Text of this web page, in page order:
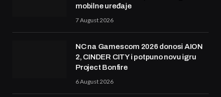
mobilne uređaje
7 August 2026
NC na Gamescom 2026 donosi AION
2, CINDER CITY i potpuno novu igru
Project Bonfire
6 August 2026